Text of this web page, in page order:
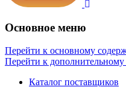
Основное меню
Перейти к основному
Перейти к
Каталог поставщиков